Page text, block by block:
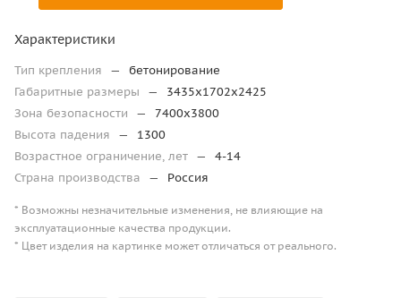
Характеристики
Тип крепления —
бетонирование
Габаритные размеры
—
3435х1702х2425
Зона безопасности
—
7400х3800
Высота падения
—
1300
Возрастное ограничение, лет —
4-14
Страна производства
— Россия
* Возможны незначительные изменения, не влияющие на
эксплуатационные качества продукции.
* Цвет изделия на картинке может отличаться от реального.